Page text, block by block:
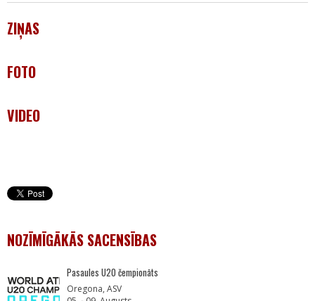
ZIŅAS
FOTO
VIDEO
NOZĪMĪGĀKĀS SACENSĪBAS
Pasaules U20 čempionāts
Oregona, ASV